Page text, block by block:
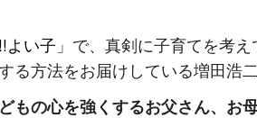
よい子 」で、真剣に子育てを考え
る方法をお届けしている増田浩二
どもの心を強くするお父さん、お